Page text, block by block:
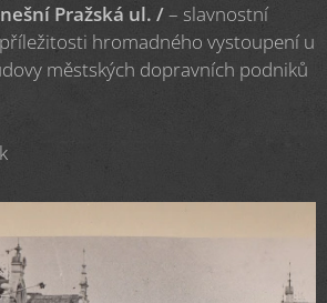
Pražská ul. /– slavnostní
hromadného vystoupení u
městských dopravních podniků